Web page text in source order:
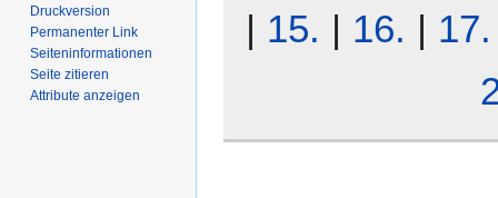
| 15. | 16. | 17.
Druckversion
Permanenter Link
Seiten­­informationen
Seite zitieren
Attribute anzeigen